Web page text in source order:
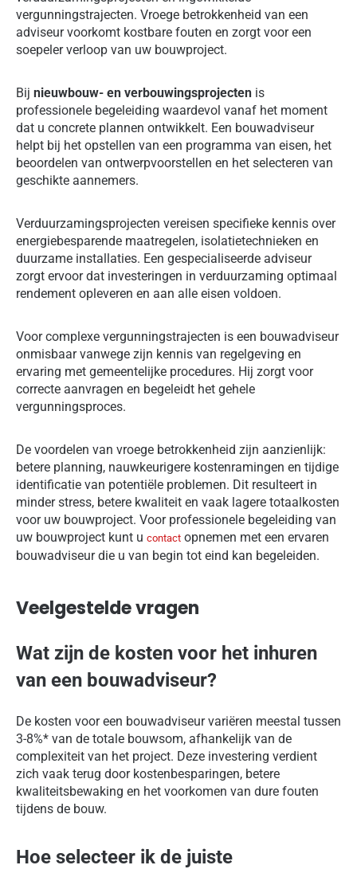
vergunningstrajecten. Vroege betrokkenheid van een
adviseur voorkomt kostbare fouten en zorgt voor een
soepeler verloop van uw bouwproject.
Bij nieuwbouw- en verbouwingsprojecten is
professionele begeleiding waardevol vanaf het moment
dat u concrete plannen ontwikkelt. Een bouwadviseur
helpt bij het opstellen van een programma van eisen, het
beoordelen van ontwerpvoorstellen en het selecteren van
geschikte aannemers.
Verduurzamingsprojecten vereisen specifieke kennis over
energiebesparende maatregelen, isolatietechnieken en
duurzame installaties. Een gespecialiseerde adviseur
zorgt ervoor dat investeringen in verduurzaming optimaal
rendement opleveren en aan alle eisen voldoen.
Voor complexe vergunningstrajecten is een bouwadviseur
onmisbaar vanwege zijn kennis van regelgeving en
ervaring met gemeentelijke procedures. Hij zorgt voor
correcte aanvragen en begeleidt het gehele
vergunningsproces.
De voordelen van vroege betrokkenheid zijn aanzienlijk:
betere planning, nauwkeurigere kostenramingen en tijdige
identificatie van potentiële problemen. Dit resulteert in
minder stress, betere kwaliteit en vaak lagere totaalkosten
voor uw bouwproject. Voor professionele begeleiding van
uw bouwproject kunt u contact opnemen met een ervaren
bouwadviseur die u van begin tot eind kan begeleiden.
Veelgestelde vragen
Wat zijn de kosten voor het inhuren
van een bouwadviseur?
De kosten voor een bouwadviseur variëren meestal tussen
3-8%* van de totale bouwsom, afhankelijk van de
complexiteit van het project. Deze investering verdient
zich vaak terug door kostenbesparingen, betere
kwaliteitsbewaking en het voorkomen van dure fouten
tijdens de bouw.
Hoe selecteer ik de juiste